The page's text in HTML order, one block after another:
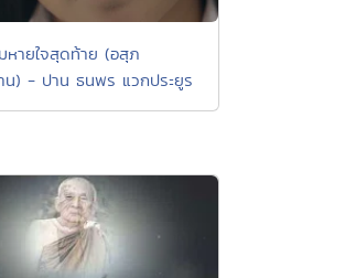
หายใจสุดท้าย (อสุภ
น) - ปาน ธนพร แวกประยูร